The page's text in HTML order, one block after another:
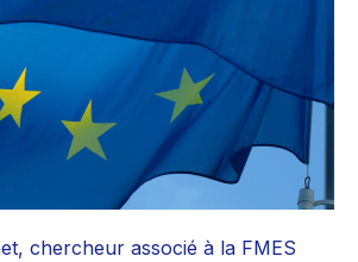
chercheur associé à la FMES